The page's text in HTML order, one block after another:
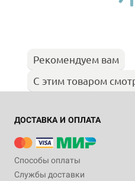
Рекомендуем вам
С этим товаром
ДОСТАВКА И ОПЛАТА
Способы оплаты
Службы доставки